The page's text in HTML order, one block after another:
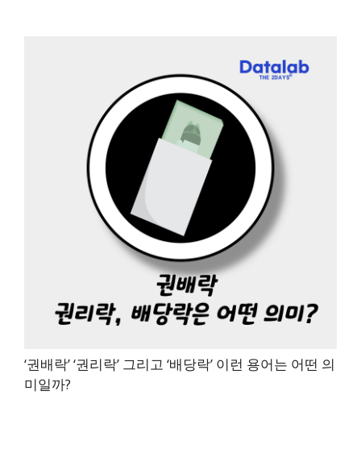
‘권배락’ ‘권리락’ 그리고 ‘배당락’ 이런 용어는 어떤 의
미일까?